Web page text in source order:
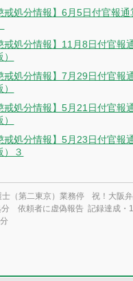
戒処分情報】6月5日付官報
戒処分情報】11月8日付官報
戒処分情報】7月29日付官報
戒処分情報】5月21日付官報
戒処分情報】5月23日付官報
）３
（第二東京）業務停
分 依頼者に虚偽報告
祝！大阪
記録達成・